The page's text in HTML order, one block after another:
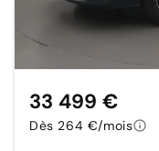
33 499 €
Dès 264 €/mois